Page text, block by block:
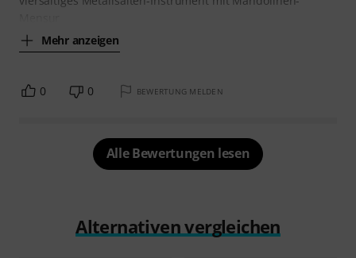
Mehr anzeigen
0 0 BEWERTUNG MELDEN
Alle Bewertungen lesen
Alternativen vergleichen